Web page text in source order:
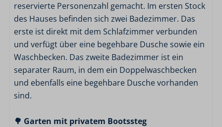
Parkeinrichtungen
Lebensmittelpaket
Grillen
Privates Dinner
Rezeption
Waschsalon
Spielplatz im Freien
Angelmöglichkeiten
reservierte Personenzahl gemacht. Im ersten Stock
des Hauses befinden sich zwei Badezimmer. Das
erste ist direkt mit dem Schlafzimmer verbunden
und verfügt über eine begehbare Dusche sowie ein
Waschbecken. Das zweite Badezimmer ist ein
separater Raum, in dem ein Doppelwaschbecken
und ebenfalls eine begehbare Dusche vorhanden
sind.
🌳 Garten mit privatem Bootssteg